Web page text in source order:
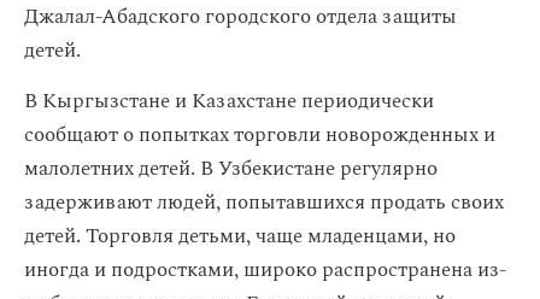
Джалал-Абадского городского отдела защиты
детей.
В Кыргызстане и Казахстане периодически
сообщают о попытках торговли новорожденных и
малолетних детей. В Узбекистане регулярно
задерживают людей, попытавшихся продать своих
детей. Торговля детьми, чаще младенцами, но
иногда и подростками, широко распространена из-